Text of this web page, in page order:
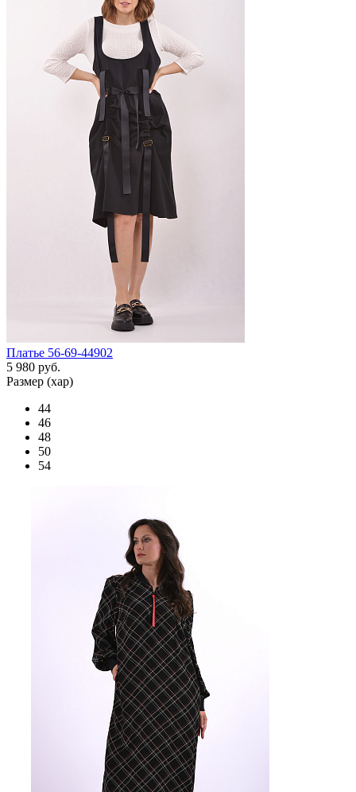
Платье 56-69-44902
5 980 руб.
Размер (хар)
44
46
48
50
54